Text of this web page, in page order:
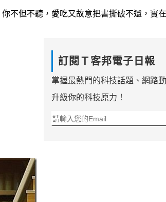
不但不聽，愛吃又故意把書撕破不還，實
訂閱Ｔ客邦電子日報
掌握最熱門的科技話題、網路動
升級你的科技原力！